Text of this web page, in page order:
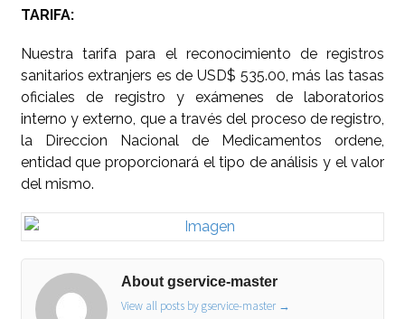
TARIFA:
Nuestra tarifa para el reconocimiento de registros
sanitarios extranjers es de USD$ 535.00, más las tasas
oficiales de registro y exámenes de laboratorios
interno y externo, que a través del proceso de registro,
la Direccion Nacional de Medicamentos ordene,
entidad que proporcionará el tipo de análisis y el valor
del mismo.
About gservice-master
View all posts by gservice-master →